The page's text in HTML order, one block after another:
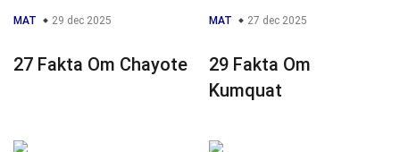
MAT 29 dec 2025
27 Fakta Om Chayote
MAT 27 dec 2025
29 Fakta Om
Kumquat